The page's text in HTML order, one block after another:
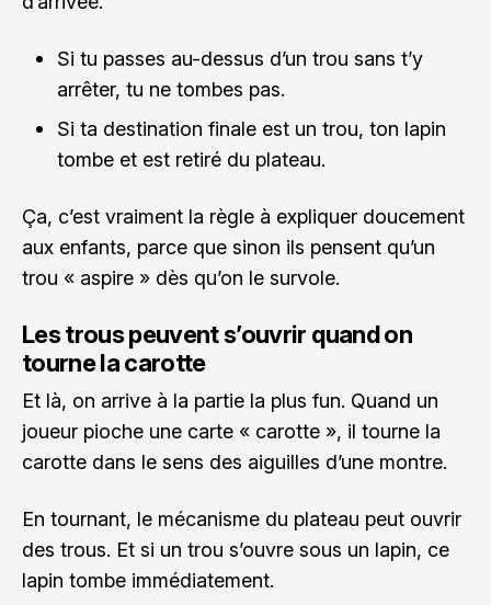
Si tu passes au-dessus d’un trou sans t’y
arrêter, tu ne tombes pas.
Si ta destination finale est un trou, ton lapin
tombe et est retiré du plateau.
Ça, c’est vraiment la règle à expliquer doucement
aux enfants, parce que sinon ils pensent qu’un
trou « aspire » dès qu’on le survole.
Les trous peuvent s’ouvrir quand on
tourne la carotte
Et là, on arrive à la partie la plus fun. Quand un
joueur pioche une carte « carotte », il tourne la
carotte dans le sens des aiguilles d’une montre.
En tournant, le mécanisme du plateau peut ouvrir
des trous. Et si un trou s’ouvre sous un lapin, ce
lapin tombe immédiatement.